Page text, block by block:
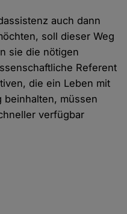
auch dann
soll dieser Weg
sie die nötigen
Referent
die ein Leben mit
beinhalten, müssen
verfügbar